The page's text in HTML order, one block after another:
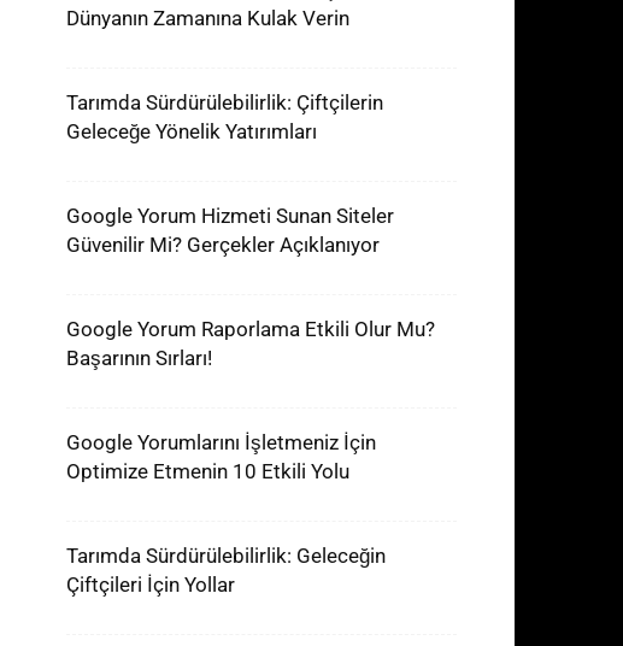
Dünyanın Zamanına Kulak Verin
Tarımda Sürdürülebilirlik: Çiftçilerin
Geleceğe Yönelik Yatırımları
Google Yorum Hizmeti Sunan Siteler
Güvenilir Mi? Gerçekler Açıklanıyor
Google Yorum Raporlama Etkili Olur Mu?
Başarının Sırları!
Google Yorumlarını İşletmeniz İçin
Optimize Etmenin 10 Etkili Yolu
Tarımda Sürdürülebilirlik: Geleceğin
Çiftçileri İçin Yollar